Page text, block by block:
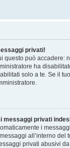
privati!
questo può accadere:
ha
solo a te. Se il
messaggi privati
i
all’interno del
privati ​​abusivi